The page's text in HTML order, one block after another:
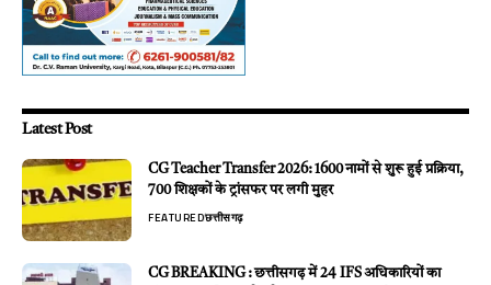
Latest Post
CG Teacher Transfer 2026: 1600 नामों से शुरू हुई प्रक्रिया,
700 शिक्षकों के ट्रांसफर पर लगी मुहर
FEATUREDछत्तीसगढ़
CG BREAKING : छत्तीसगढ़ में 24 IFS अधिकारियों का